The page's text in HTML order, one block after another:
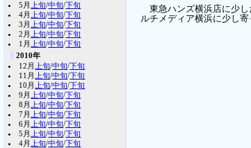
東急ハンズ横浜店に少
ルチメディア横浜に少し
5月 上旬/中旬/下旬
4月 上旬/中旬/下旬
3月 上旬/中旬/下旬
2月 上旬/中旬/下旬
1月 上旬/中旬/下旬
2010年
12月 上旬/中旬/下旬
11月 上旬/中旬/下旬
10月 上旬/中旬/下旬
9月 上旬/中旬/下旬
8月 上旬/中旬/下旬
7月 上旬/中旬/下旬
6月 上旬/中旬/下旬
5月 上旬/中旬/下旬
4月 上旬/中旬/下旬